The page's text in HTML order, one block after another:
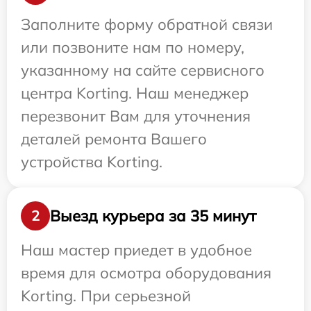
Заполните форму обратной связи
или позвоните нам по номеру,
указанному на сайте сервисного
центра Korting. Наш менеджер
перезвонит Вам для уточнения
деталей ремонта Вашего
устройства Korting.
2
Выезд курьера за 35 минут
Наш мастер приедет в удобное
время для осмотра оборудования
Korting. При серьезной